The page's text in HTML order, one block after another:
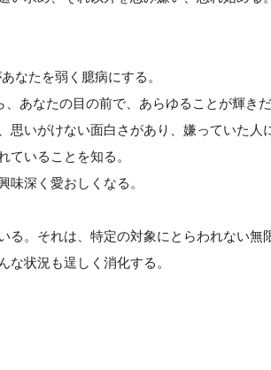
なたを弱く臆病にする。
あなたの目の前で、あらゆることが輝きだ
思いがけない面白さがあり、嫌っていた
ていることを知る。
味深く愛おしくなる。
。それは、特定の対象にとらわれない無
な状況も逞しく消化する。